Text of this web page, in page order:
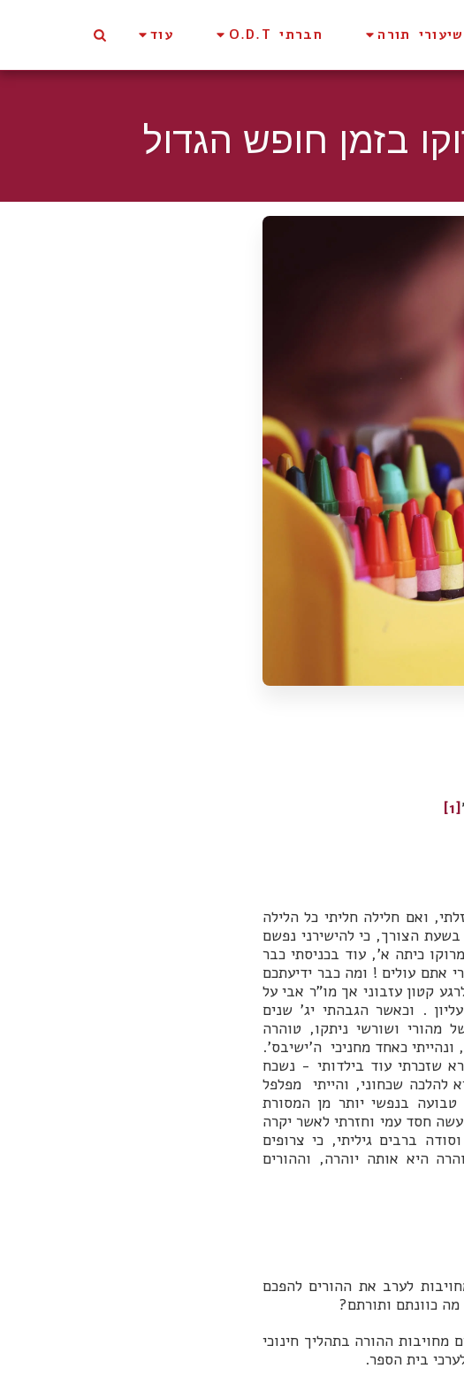
שיעורי תורה חברתי O.D.T עוד
בזמן חופש הגדול
[1]
ואם חלילה חליתי כל הלילה
בשעת הצורך, כי להישירני נפשם
כיתה א', עוד בכניסתי כבר
אתם עולים ! ומה כבר ידיעתכם
קטון עזבוני אך מו"ר אבי על
. וכאשר הגבהתי יג' שנים
מהורי ושורשי ניתקו, טוהרה
כאחד מחניכי ה'ישיבס'.
שזכרתי עוד בילדותי - נשכח
להלכה שכחוני, והייתי מפלפל
בנפשי יותר מן המסורת
חסד עמי וחזרתי לאשר יקרה
ברבים גיליתי, כי צרופים
היא אותה יוהרה, וההורים
לערב את ההורים להפכם
כוונתם ותורתם?
ההורה בתהליך חינוכי
בית הספר.